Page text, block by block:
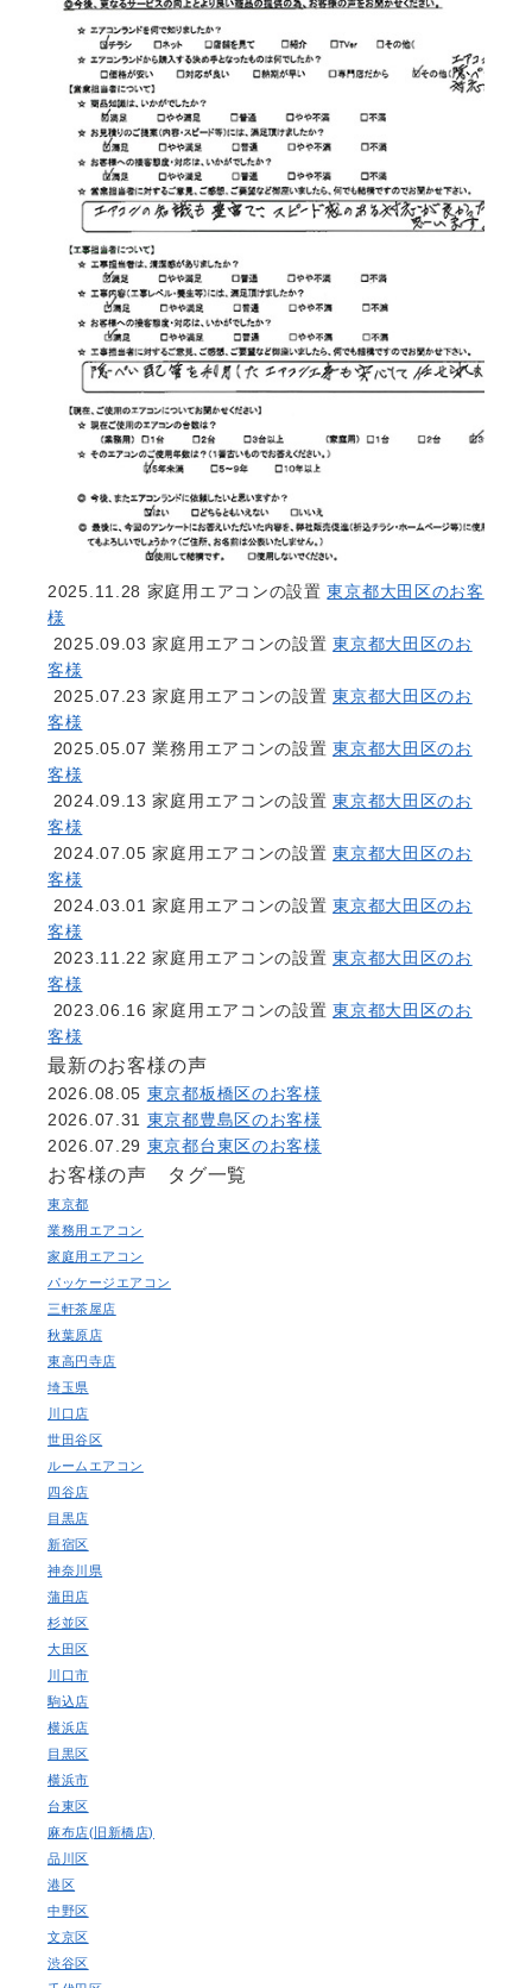
2025.11.28 家庭用エアコンの設置 東京都大田区のお客
様
2025.09.03 家庭用エアコンの設置 東京都大田区のお
客様
2025.07.23 家庭用エアコンの設置 東京都大田区のお
客様
2025.05.07 業務用エアコンの設置 東京都大田区のお
客様
2024.09.13 家庭用エアコンの設置 東京都大田区のお
客様
2024.07.05 家庭用エアコンの設置 東京都大田区のお
客様
2024.03.01 家庭用エアコンの設置 東京都大田区のお
客様
2023.11.22 家庭用エアコンの設置 東京都大田区のお
客様
2023.06.16 家庭用エアコンの設置 東京都大田区のお
客様
最新のお客様の声
2026.08.05 東京都板橋区のお客様
2026.07.31 東京都豊島区のお客様
2026.07.29 東京都台東区のお客様
お客様の声 タグ一覧
東京都
業務用エアコン
家庭用エアコン
パッケージエアコン
三軒茶屋店
秋葉原店
東高円寺店
埼玉県
川口店
世田谷区
ルームエアコン
四谷店
目黒店
新宿区
神奈川県
蒲田店
杉並区
大田区
川口市
駒込店
横浜店
目黒区
横浜市
台東区
麻布店(旧新橋店)
品川区
港区
中野区
文京区
渋谷区